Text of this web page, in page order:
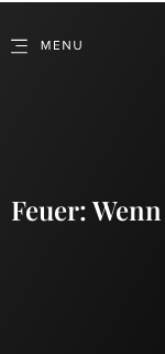
Feuer: